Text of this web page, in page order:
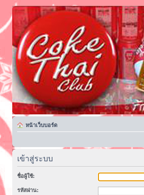
หน้าเว็บบอร์ด
เข้าสู่ระบบ
ชื่อผู้ใช้:
รหัสผ่าน: